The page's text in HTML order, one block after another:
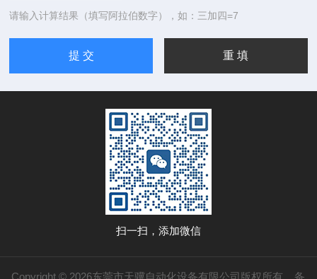
请输入计算结果（填写阿拉伯数字），如：三加四=7
扫一扫，添加微信
Copyright © 2026东莞市天骥自动化设备有限公司版权所有 备